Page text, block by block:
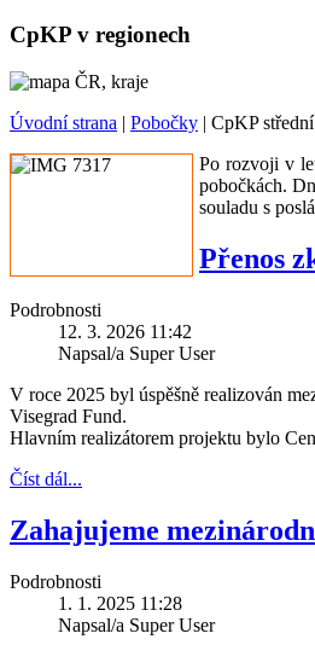
CpKP v regionech
Úvodní strana | Pobočky | CpKP
Po rozvoji v
pobočkách.
souladu s
Přenos
Podrobnosti
12. 3. 2026 11:42
Napsal/a Super User
V roce 2025 byl úspěšně realizován
Visegrad Fund.
Hlavním realizátorem projektu bylo
Číst dál...
Zahajujeme
Podrobnosti
1. 1. 2025 11:28
Napsal/a Super User